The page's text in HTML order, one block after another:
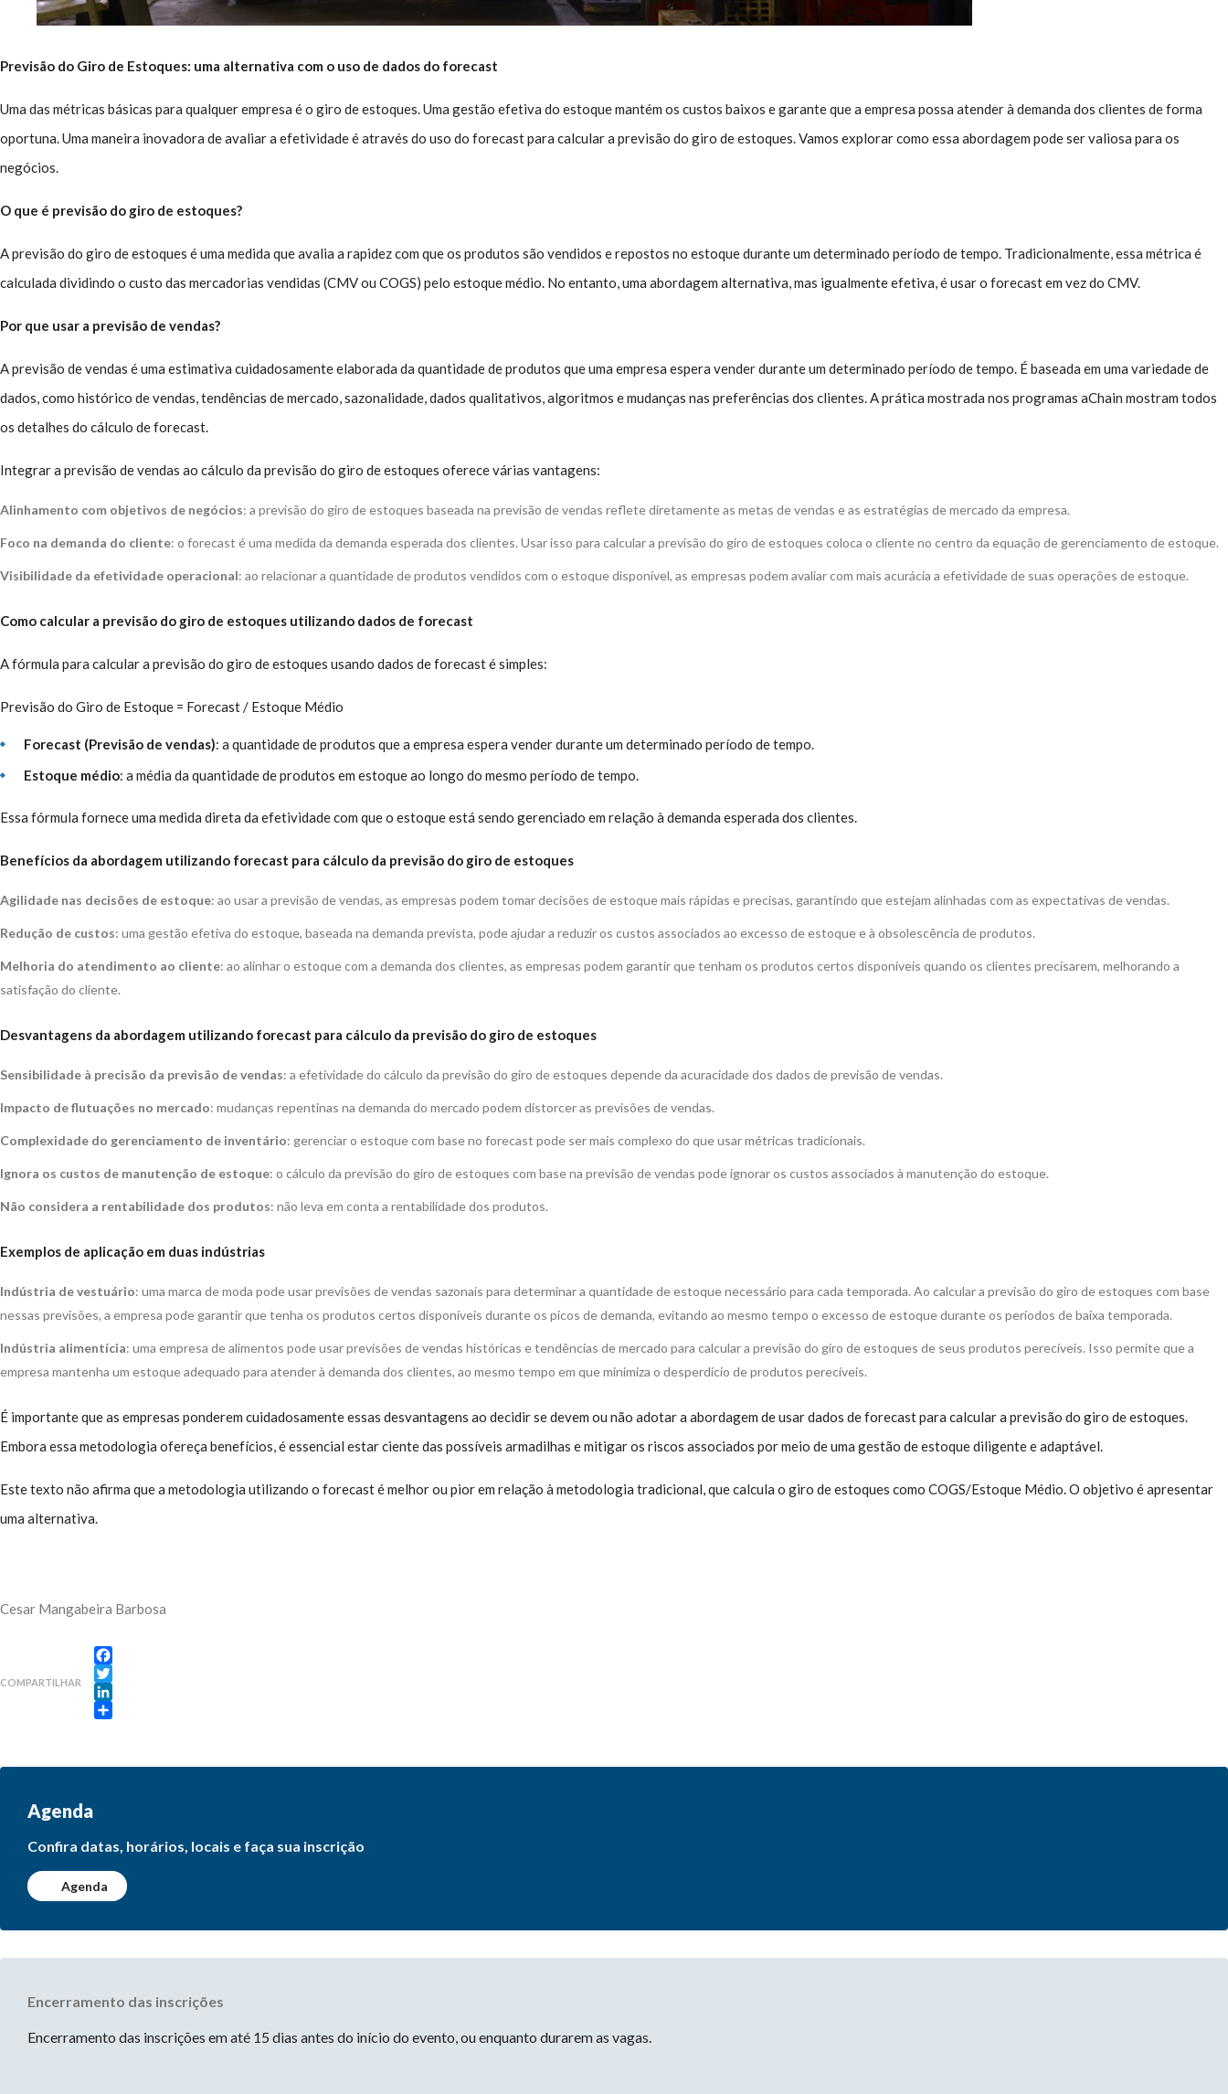
Previsão do Giro de Estoques: uma alternativa com o uso de dados do forecast
Uma das métricas básicas para qualquer empresa é o giro de estoques. Uma gestão efetiva do estoque mantém os custos baixos e garante que a empresa possa atender à demanda dos clientes de forma
oportuna. Uma maneira inovadora de avaliar a efetividade é através do uso do forecast para calcular a previsão do giro de estoques. Vamos explorar como essa abordagem pode ser valiosa para os
negócios.
O que é previsão do giro de estoques?
A previsão do giro de estoques é uma medida que avalia a rapidez com que os produtos são vendidos e repostos no estoque durante um determinado período de tempo. Tradicionalmente, essa métrica é
calculada dividindo o custo das mercadorias vendidas (CMV ou COGS) pelo estoque médio. No entanto, uma abordagem alternativa, mas igualmente efetiva, é usar o forecast em vez do CMV.
Por que usar a previsão de vendas?
A previsão de vendas é uma estimativa cuidadosamente elaborada da quantidade de produtos que uma empresa espera vender durante um determinado período de tempo. É baseada em uma variedade de
dados, como histórico de vendas, tendências de mercado, sazonalidade, dados qualitativos, algoritmos e mudanças nas preferências dos clientes. A prática mostrada nos programas aChain mostram todos
os detalhes do cálculo de forecast.
Integrar a previsão de vendas ao cálculo da previsão do giro de estoques oferece várias vantagens:
Alinhamento com objetivos de negócios: a previsão do giro de estoques baseada na previsão de vendas reflete diretamente as metas de vendas e as estratégias de mercado da empresa.
Foco na demanda do cliente: o forecast é uma medida da demanda esperada dos clientes. Usar isso para calcular a previsão do giro de estoques coloca o cliente no centro da equação de gerenciamento de estoque.
Visibilidade da efetividade operacional: ao relacionar a quantidade de produtos vendidos com o estoque disponível, as empresas podem avaliar com mais acurácia a efetividade de suas operações de estoque.
Como calcular a previsão do giro de estoques utilizando dados de forecast
A fórmula para calcular a previsão do giro de estoques usando dados de forecast é simples:
Previsão do Giro de Estoque = Forecast / Estoque Médio
Forecast (Previsão de vendas): a quantidade de produtos que a empresa espera vender durante um determinado período de tempo.
Estoque médio: a média da quantidade de produtos em estoque ao longo do mesmo período de tempo.
Essa fórmula fornece uma medida direta da efetividade com que o estoque está sendo gerenciado em relação à demanda esperada dos clientes.
Benefícios da abordagem utilizando forecast para cálculo da previsão do giro de estoques
Agilidade nas decisões de estoque: ao usar a previsão de vendas, as empresas podem tomar decisões de estoque mais rápidas e precisas, garantindo que estejam alinhadas com as expectativas de vendas.
Redução de custos: uma gestão efetiva do estoque, baseada na demanda prevista, pode ajudar a reduzir os custos associados ao excesso de estoque e à obsolescência de produtos.
Melhoria do atendimento ao cliente: ao alinhar o estoque com a demanda dos clientes, as empresas podem garantir que tenham os produtos certos disponíveis quando os clientes precisarem, melhorando a
satisfação do cliente.
Desvantagens da abordagem utilizando forecast para cálculo da previsão do giro de estoques
Sensibilidade à precisão da previsão de vendas: a efetividade do cálculo da previsão do giro de estoques depende da acuracidade dos dados de previsão de vendas.
Impacto de flutuações no mercado: mudanças repentinas na demanda do mercado podem distorcer as previsões de vendas.
Complexidade do gerenciamento de inventário: gerenciar o estoque com base no forecast pode ser mais complexo do que usar métricas tradicionais.
Ignora os custos de manutenção de estoque: o cálculo da previsão do giro de estoques com base na previsão de vendas pode ignorar os custos associados à manutenção do estoque.
Não considera a rentabilidade dos produtos: não leva em conta a rentabilidade dos produtos.
Exemplos de aplicação em duas indústrias
Indústria de vestuário: uma marca de moda pode usar previsões de vendas sazonais para determinar a quantidade de estoque necessário para cada temporada. Ao calcular a previsão do giro de estoques com base
nessas previsões, a empresa pode garantir que tenha os produtos certos disponíveis durante os picos de demanda, evitando ao mesmo tempo o excesso de estoque durante os períodos de baixa temporada.
Indústria alimentícia: uma empresa de alimentos pode usar previsões de vendas históricas e tendências de mercado para calcular a previsão do giro de estoques de seus produtos perecíveis. Isso permite que a
empresa mantenha um estoque adequado para atender à demanda dos clientes, ao mesmo tempo em que minimiza o desperdício de produtos perecíveis.
É importante que as empresas ponderem cuidadosamente essas desvantagens ao decidir se devem ou não adotar a abordagem de usar dados de forecast para calcular a previsão do giro de estoques.
Embora essa metodologia ofereça benefícios, é essencial estar ciente das possíveis armadilhas e mitigar os riscos associados por meio de uma gestão de estoque diligente e adaptável.
Este texto não afirma que a metodologia utilizando o forecast é melhor ou pior em relação à metodologia tradicional, que calcula o giro de estoques como COGS/Estoque Médio. O objetivo é apresentar
uma alternativa.
Cesar Mangabeira Barbosa
COMPARTILHAR
Facebook
Twitter
LinkedIn
Agenda
Confira datas, horários, locais e faça sua inscrição
Agenda
Encerramento das inscrições
Encerramento das inscrições em até 15 dias antes do início do evento, ou enquanto durarem as vagas.